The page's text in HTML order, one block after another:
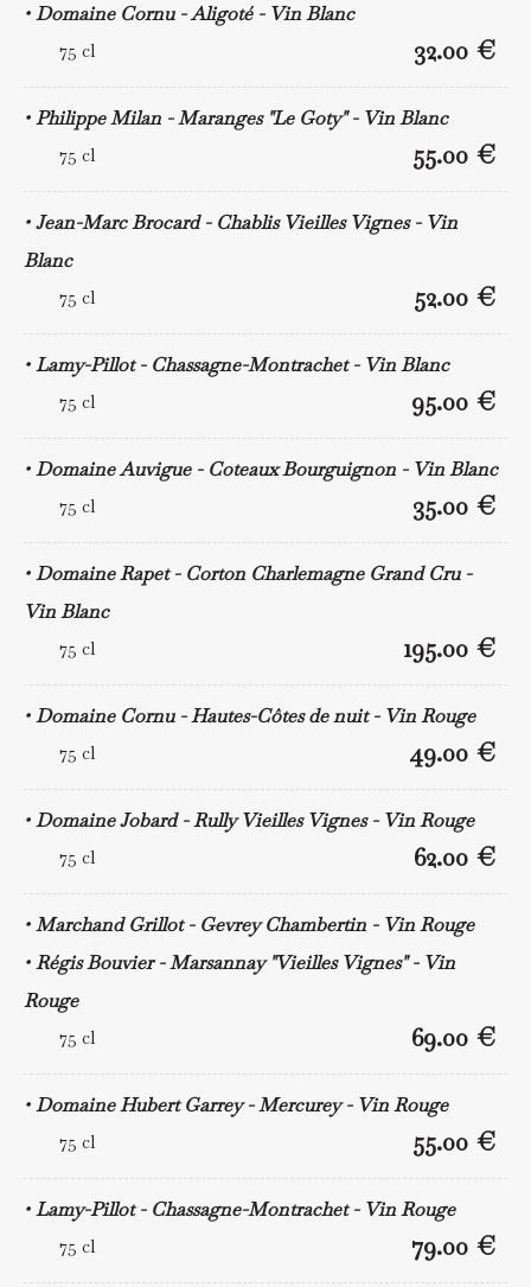
Domaine Cornu - Aligoté - Vin Blanc
75 cl 32.00 €
Philippe Milan - Maranges "Le Goty" - Vin Blanc
75 cl 55.00 €
Jean-Marc Brocard - Chablis Vieilles Vignes - Vin
Blanc
75 cl 52.00 €
Lamy-Pillot - Chassagne-Montrachet - Vin Blanc
75 cl 95.00 €
Domaine Auvigue - Coteaux Bourguignon - Vin Blanc
75 cl 35.00 €
Domaine Rapet - Corton Charlemagne Grand Cru -
Vin Blanc
75 cl 195.00 €
Domaine Cornu - Hautes-Côtes de nuit - Vin Rouge
75 cl 49.00 €
Domaine Jobard - Rully Vieilles Vignes - Vin Rouge
75 cl 62.00 €
Marchand Grillot - Gevrey Chambertin - Vin Rouge
Régis Bouvier - Marsannay "Vieilles Vignes" - Vin
Rouge
75 cl 69.00 €
Domaine Hubert Garrey - Mercurey - Vin Rouge
75 cl 55.00 €
Lamy-Pillot - Chassagne-Montrachet - Vin Rouge
75 cl 79.00 €